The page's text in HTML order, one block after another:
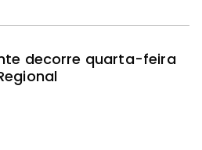
decorre quarta-feira